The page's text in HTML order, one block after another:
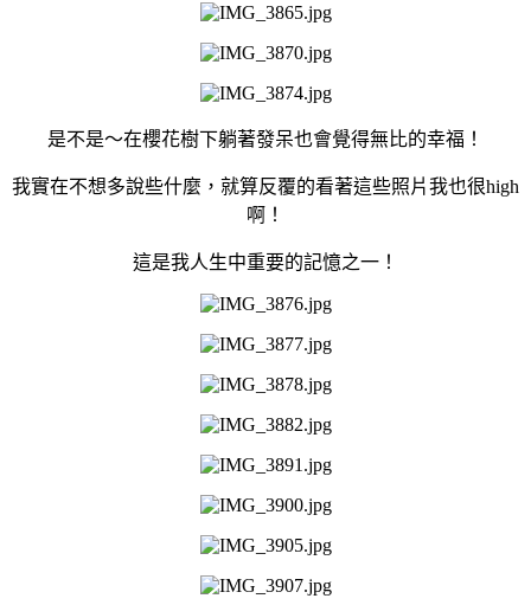
是不是～在櫻花樹下躺著發呆也會覺得無比的幸福！
我實在不想多說些什麼，就算反覆的看著這些照片我也很high
啊！
這是我人生中重要的記憶之一！